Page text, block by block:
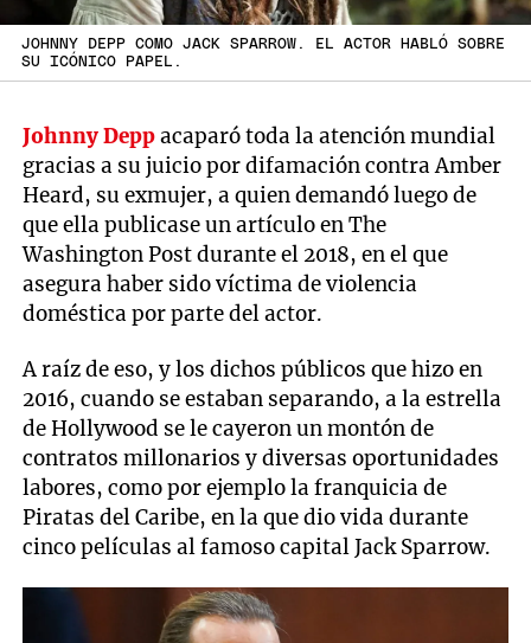
JOHNNY DEPP COMO JACK SPARROW. EL ACTOR HABLÓ SOBRE
SU ICÓNICO PAPEL.
Johnny Deppacaparó toda la atención mundial
gracias a su juicio por difamación contra Amber
Heard, su exmujer, a quien demandó luego de
que ella publicase un artículo en The
Washington Post durante el 2018, en el que
asegura haber sido víctima de violencia
doméstica por parte del actor.
A raíz de eso, y los dichos públicos que hizo en
2016, cuando se estaban separando, a la estrella
de Hollywood se le cayeron un montón de
contratos millonarios y diversas oportunidades
labores, como por ejemplo la franquicia de
Piratas del Caribe, en la que dio vida durante
cinco películas al famoso capital Jack Sparrow.